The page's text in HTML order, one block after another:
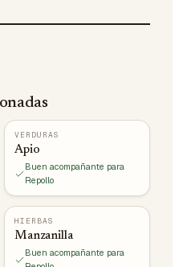
VERDURAS
Apio
Buen acompañante para
Repollo
HIERBAS
Manzanilla
Buen acompañante para